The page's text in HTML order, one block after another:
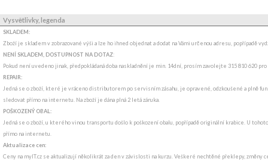
Vysvětlivky, legenda
SKLADEM:
Zboží je skladem v zobrazované výši a lze ho ihned objednat a dodat na Vámi určenou adresu, popřípadě
NENÍ SKLADEM, DOSTUPNOST NA DOTAZ:
Pokud není uvedeno jinak, předpokládaná doba naskladnění je min. 14dní, prosím zavolejte 315 810 620
REPAIR:
Jedná se o zboží, které je vráceno distributorem po servisním zásahu, je opravené, odzkoušené a plně
sledovat přímo na internetu. Na zboží je dána plná 2 letá záruka.
POŠKOZENÝ OBAL:
Jedná se o zboží, u kterého vinou transportu došlo k poškození obalu, popřípadě originální krabice. U
přímo na internetu.
Aktualizace cen:
Ceny na myIT.cz se aktualizují několikrát za den v závislosti na kurzu. Veškeré nechtěné překlepy, změny